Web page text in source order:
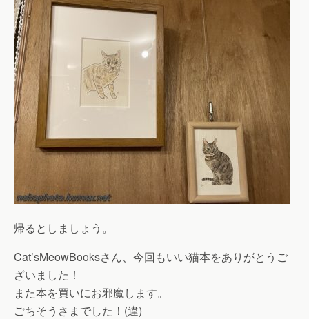
帰るとしましょう。
Cat’sMeowBooksさん、今回もいい猫本をありがとうご
ざいました！
また本を買いにお邪魔します。
ごちそうさまでした！(違)